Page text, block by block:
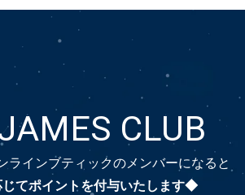
CLUB
ラインブティックのメンバーになると
てポイントを付与いたします◆